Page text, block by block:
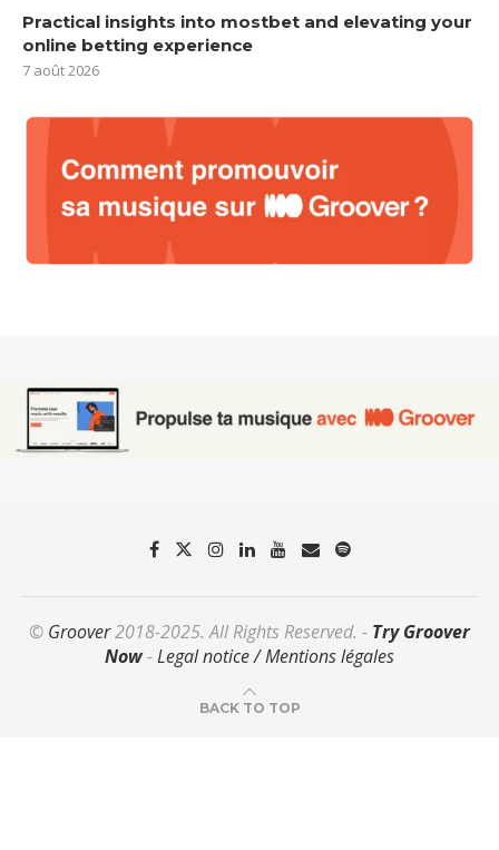
Practical insights into mostbet and elevating your
online betting experience
7 août 2026
© Groover2018-2025. All Rights Reserved. - Try Groover
Now-Legal notice / Mentions légales
BACK TO TOP